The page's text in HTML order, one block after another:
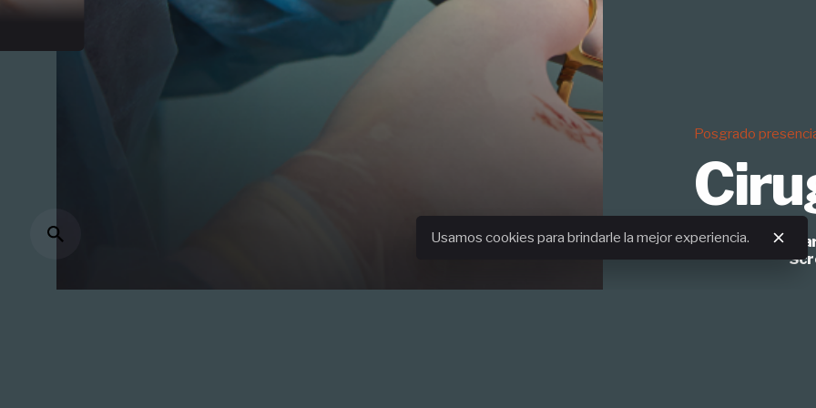
Posgrado
Previsualizar
Posgrado
Posgrado
Posgrado
Usamos cookies para brindarle la mejor experiencia.